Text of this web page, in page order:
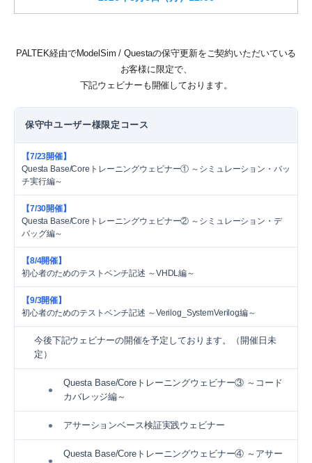
PALTEK経由でModelSim / Questaの保守更新をご契約いただいている
お客様に限定で、
下記ウェビナーも開催しております。
保守中ユーザー様限定コース
【7/23開催】
Questa Base/Coreトレーニングウェビナー① ～シミュレーション・バッ
チ実行編～
【7/30開催】
Questa Base/Coreトレーニングウェビナー② ～シミュレーション・デ
バッグ編～
【8/4開催】
初心者のためのテストベンチ記述 ～VHDL編～
【9/3開催】
初心者のためのテストベンチ記述 ～Verilog_SystemVerilog編～
今後下記ウェビナーの開催を予定しております。（開催日未
定）
•
Questa Base/Coreトレーニングウェビナー③ ～コード
カバレッジ編～
• アサーションベース検証実践ウェビナー
Questa Base/Coreトレーニングウェビナー④ ～アサー